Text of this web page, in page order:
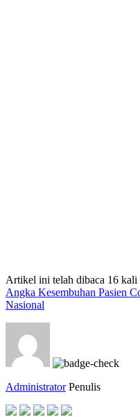
Artikel ini telah dibaca 16 kali
Angka Kesembuhan Pasien
Nasional
Administrator Penulis